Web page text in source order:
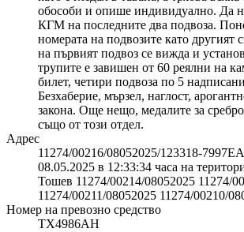
обособи и опише индивидуално. Да
КГМ на последните два подвоза.
номерата на подвозите като другият
на първият подвоз се вижда и
трупите е завишен от 60 реялни на
билет, четири подвоза по 5
Безхаберие, мързел, наглост,
закона. Още нещо, медалите за
също от този отдел.
Адрес
11274/00216/08052025/123318-
08.05.2025 в 12:33:34 часа на
Тошев 11274/00214/08052025 11274/
11274/00211/08052025 11274/00210/
Номер на превозно средство
ТХ4986АН